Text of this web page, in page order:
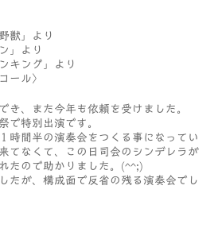
獣」より
」より
キング」より
ール〉
き、また今年も依頼を受けました。
で特別出演です。
時間半の演奏会をつくる事になってい
てなくて、この日司会のシンデレラが
たので助かりました。(^^;)
たが、構成面で反省の残る演奏会でし